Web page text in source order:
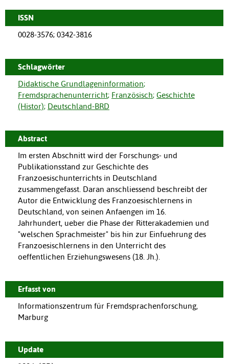
ISSN
0028-3576; 0342-3816
Schlagwörter
Didaktische Grundlageninformation;
Fremdsprachenunterricht; Französisch; Geschichte
(Histor); Deutschland-BRD
Abstract
Im ersten Abschnitt wird der Forschungs- und
Publikationsstand zur Geschichte des
Franzoesischunterrichts in Deutschland
zusammengefasst. Daran anschliessend beschreibt der
Autor die Entwicklung des Franzoesischlernens in
Deutschland, von seinen Anfaengen im 16.
Jahrhundert, ueber die Phase der Ritterakademien und
"welschen Sprachmeister" bis hin zur Einfuehrung des
Franzoesischlernens in den Unterricht des
oeffentlichen Erziehungswesens (18. Jh.).
Erfasst von
Informationszentrum für Fremdsprachenforschung,
Marburg
Update